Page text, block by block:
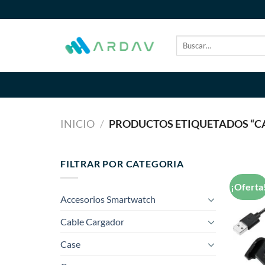
al
Buscar
INICIO / PRODUCTOS ETIQUETADOS
FILTRAR POR CATEGORIA
Accesorios Smartwatch
Cable Cargador
Case
¡Oferta!